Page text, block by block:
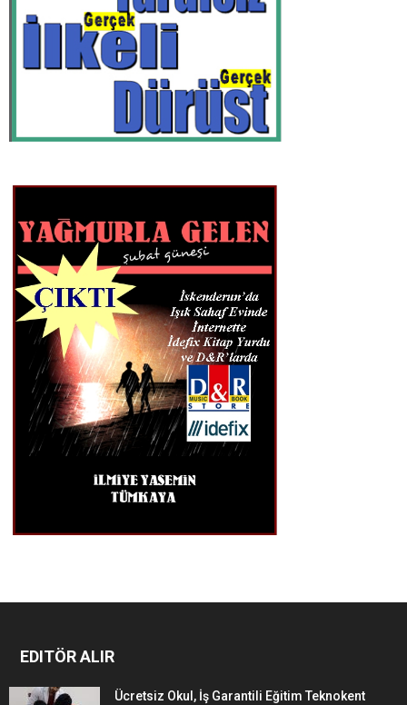
EDITÖR ALIR
Ücretsiz Okul, İş Garantili Eğitim Teknokent